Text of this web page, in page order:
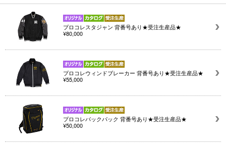
プロコレスタジャン 背番号あり★受注生産品★
¥80,000
プロコレウィンドブレーカー 背番号あり★受注生産品★
¥55,000
プロコレバックパック 背番号あり★受注生産品★
¥50,000